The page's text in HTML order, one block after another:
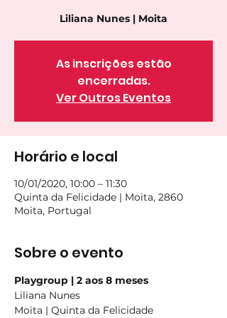
Liliana Nunes | Moita
As inscrições estão
encerradas.
Ver Outros Eventos
Horário e local
10/01/2020, 10:00 – 11:30
Quinta da Felicidade | Moita, 2860
Moita, Portugal
Sobre o evento
Playgroup | 2 aos 8 meses
Liliana Nunes
Moita | Quinta da Felicidade